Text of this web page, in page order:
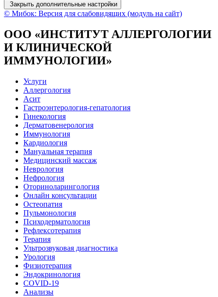
Закрыть дополнительные настройки
© Мибок: Версия для слабовидящих (модуль на сайт)
ООО «ИНСТИТУТ АЛЛЕРГОЛОГИИ
И КЛИНИЧЕСКОЙ
ИММУНОЛОГИИ»
Услуги
Аллергология
Асит
Гастроэнтерология-гепатология
Гинекология
Дерматовенерология
Иммунология
Кардиология
Мануальная терапия
Медицинский массаж
Неврология
Нефрология
Оториноларингология
Онлайн консультации
Остеопатия
Пульмонология
Психодерматология
Рефлексотерапия
Терапия
Ультрозвуковая диагностика
Урология
Физиотерапия
Эндокринология
COVID-19
Анализы